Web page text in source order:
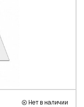
Нет в наличии